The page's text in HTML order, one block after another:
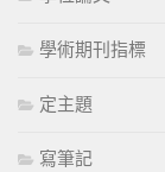
學術期刊指標
定主題
寫筆記